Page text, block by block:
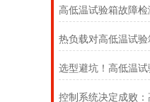
高低温试验箱故障